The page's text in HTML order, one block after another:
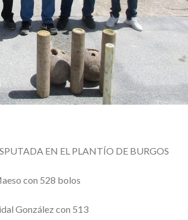
EN EL PLANTÍO DE BURGOS
con 528 bolos
González con 513